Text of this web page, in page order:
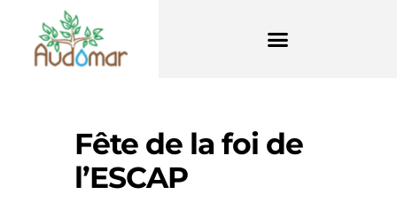
Fête de la foi de
l’ESCAP